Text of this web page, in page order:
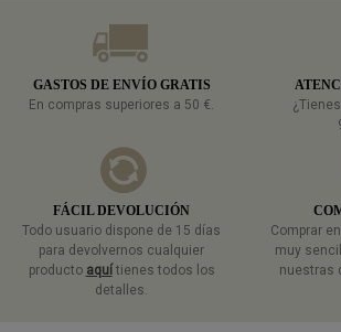
GASTOS DE ENVÍO GRATIS
En compras superiores a 50 €.
FÁCIL DEVOLUCIÓN
Todo usuario dispone de 15 días
para devolvernos cualquier
producto aquí tienes todos los
detalles.
Comprar
muy
nuestras